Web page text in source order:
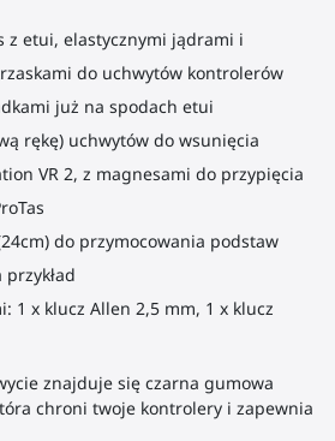
z etui, elastycznymi jądrami i
do uchwytów kontrolerów
już na spodach etui
rękę) uchwytów do wsunięcia
VR 2, z magnesami do przypięcia
do przymocowania podstaw
1 x klucz Allen 2,5 mm, 1 x klucz
znajduje się czarna gumowa
chroni twoje kontrolery i zapewnia